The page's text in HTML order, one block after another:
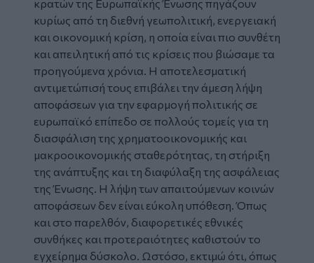
κρατών της Ευρωπαϊκής Ένωσης πηγάζουν
κυρίως από τη διεθνή γεωπολιτική, ενεργειακή
και οικονομική κρίση, η οποία είναι πιο συνθέτη
και απειλητική από τις κρίσεις που βιώσαμε τα
προηγούμενα χρόνια. Η αποτελεσματική
αντιμετώπισή τους επιβάλει την άμεση λήψη
αποφάσεων για την εφαρμογή πολιτικής σε
ευρωπαϊκό επίπεδο σε πολλούς τομείς για τη
διασφάλιση της χρηματοοικονομικής και
μακροοικονομικής σταθερότητας, τη στήριξη
της ανάπτυξης και τη διαφύλαξη της ασφάλειας
της Ένωσης. Η λήψη των απαιτούμενων κοινών
αποφάσεων δεν είναι εύκολη υπόθεση. Όπως
και στο παρελθόν, διαφορετικές εθνικές
συνθήκες και προτεραιότητες καθιστούν το
εγχείρημα δύσκολο. Ωστόσο, εκτιμώ ότι, όπως